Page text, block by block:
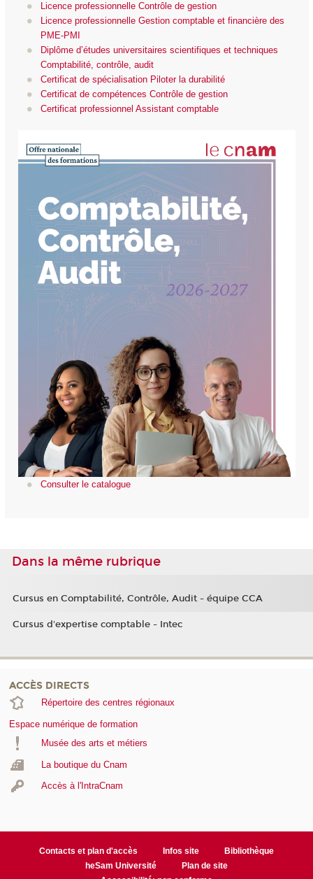
Licence professionnelle Contrôle de gestion
Licence professionnelle Gestion comptable et financière des
PME-PMI
Diplôme d’études universitaires scientifiques et techniques
Comptabilité, contrôle, audit
Certificat de spécialisation Piloter la durabilité
Certificat de compétences Contrôle de gestion
Certificat professionnel Assistant comptable
Consulter le catalogue
Dans la même rubrique
Cursus en Comptabilité, Contrôle, Audit - équipe CCA
Cursus d'expertise comptable - Intec
ACCÈS DIRECTS
Répertoire des centres régionaux
Espace numérique de formation
Musée des arts et métiers
La boutique du Cnam
Accès à l'IntraCnam
Contacts et plan d'accès Infos site
Bibliothèque
heSam Université
Plan de site